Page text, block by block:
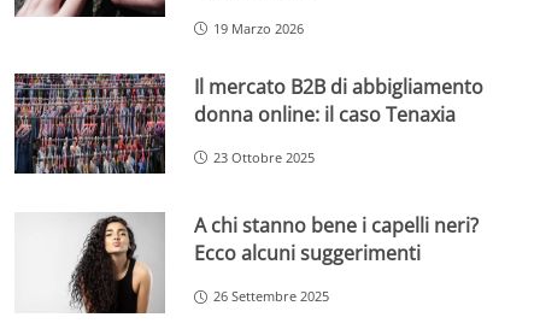
19 Marzo 2026
Il mercato B2B di abbigliamento
donna online: il caso Tenaxia
23 Ottobre 2025
A chi stanno bene i capelli neri?
Ecco alcuni suggerimenti
26 Settembre 2025